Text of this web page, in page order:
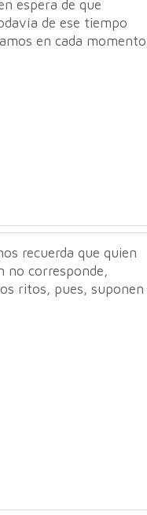
espera de que
de ese tiempo
en cada momento
recuerda que quien
no corresponde,
ritos, pues, suponen